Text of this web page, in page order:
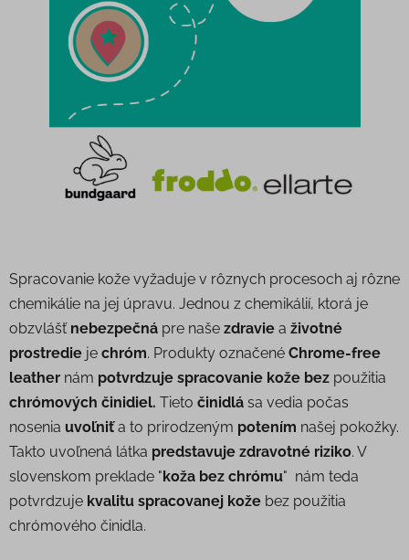
Spracovanie kože vyžaduje v rôznych procesoch aj rôzne
chemikálie na jej úpravu. Jednou z chemikálií, ktorá je
obzvlášť nebezpečná pre naše zdravie a životné
prostredie je chróm. Produkty označené Chrome-free
leather nám potvrdzuje spracovanie kože bez použitia
chrómových činidiel. Tieto činidlá sa vedia počas
nosenia uvoľniťa to prirodzeným potením našej pokožky.
Takto uvoľnená látka predstavuje zdravotné riziko. V
slovenskom preklade " koža bez chrómu" nám teda
potvrdzuje kvalitu spracovanej kože bez použitia
chrómového činidla.